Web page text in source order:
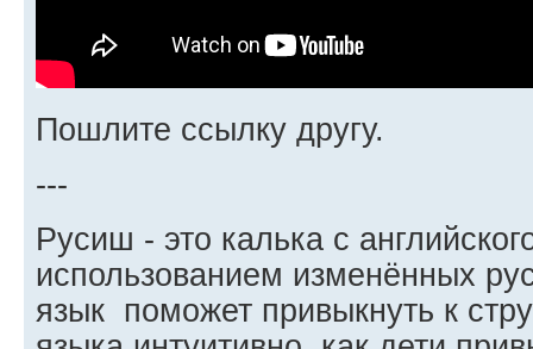
Пошлите ссылку другу.
---
Русиш - это калька с
использованием изменённых
язык поможет привыкнуть к